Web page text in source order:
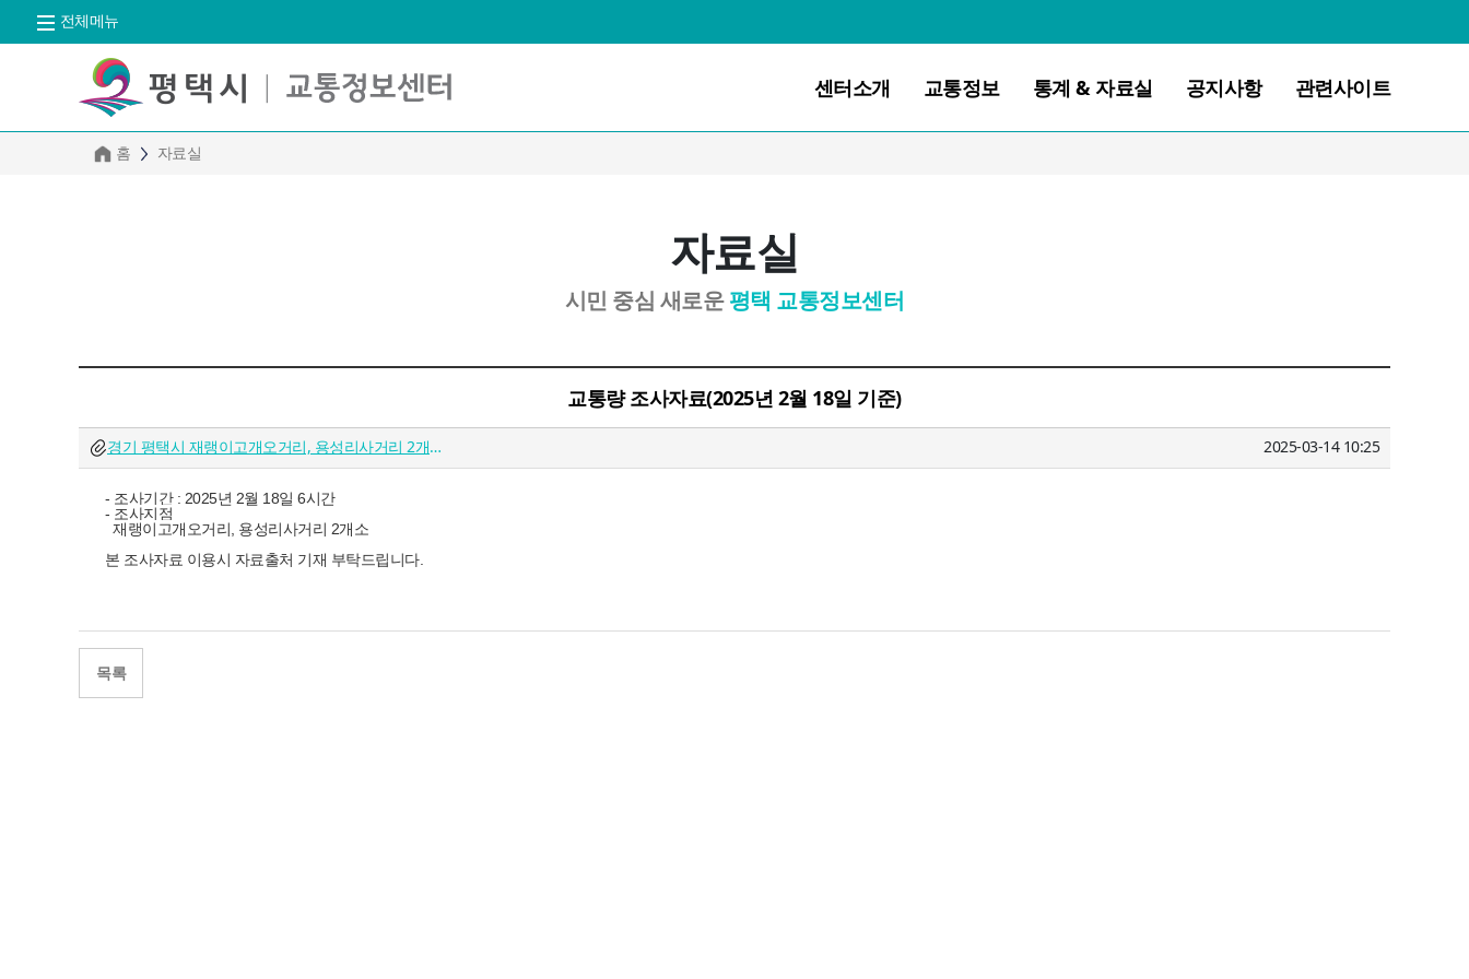
전체메뉴
센터소개 교통정보 통계 & 자료실 공지사항 관련사이트
홈 자료실
자료실
시민 중심 새로운평택 교통정보센터
교통량 조사자료(2025년 2월 18일 기준)
경기 평택시 재랭이고개오거리, 용성리사거리 2개소 교통량 조사 코딩완료.xlsx 2025-03-14 10:25
- 조사기간 : 2025년 2월 18일 6시간
- 조사지점
재랭이고개오거리, 용성리사거리 2개소
본 조사자료 이용시 자료출처 기재 부탁드립니다.
목록